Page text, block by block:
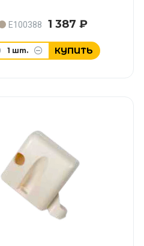
E100388 1 387 ₽
1 шт. КУПИТЬ